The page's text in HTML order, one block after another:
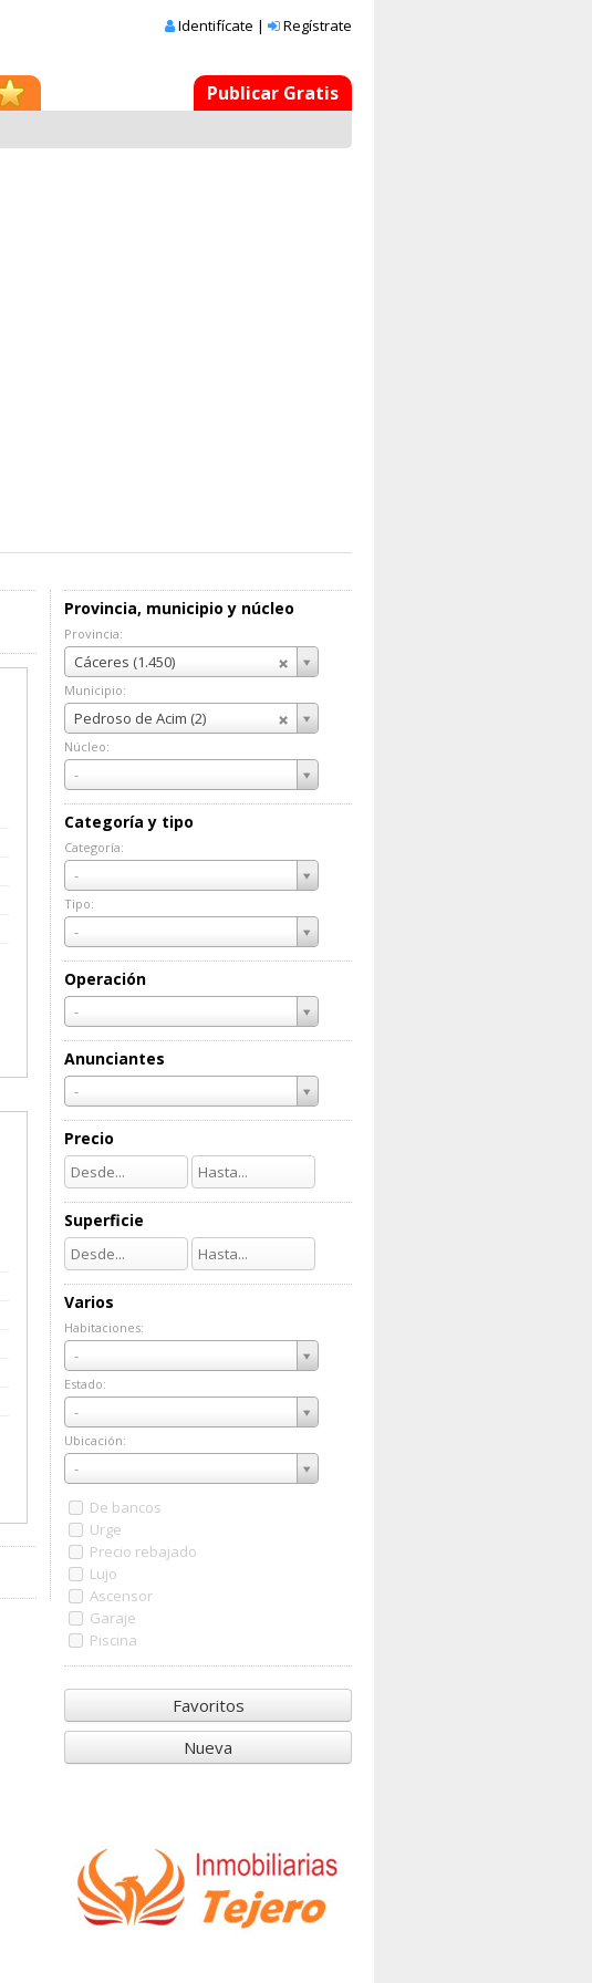
Identifícate | Regístrate
Publicar Gratis
Provincia, municipio y núcleo
Provincia:
Cáceres (1.450)
Provincia:
Municipio:
Pedroso de Acim (2)
Municipio:
Núcleo:
-
Núcleo:
Categoría y tipo
Categoría:
-
Categoría:
Tipo:
-
Tipo:
Operación
-
Anunciantes
-
Precio
Superficie
Varios
Habitaciones:
-
Habitaciones:
Estado:
-
Estado:
Ubicación:
-
Ubicación:
De bancos
Urge
Precio rebajado
Lujo
Ascensor
Garaje
Piscina
Favoritos
Nueva